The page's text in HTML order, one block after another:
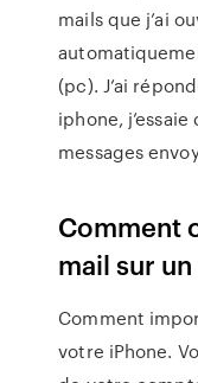
mails que j’ai
(pc). J’ai
iphone,
messages
Comment
mail sur un
Comment
votre iPhone.